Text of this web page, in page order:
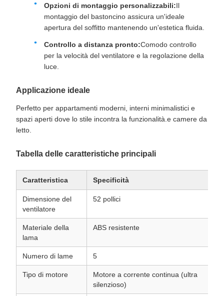
Opzioni di montaggio personalizzabili:Il
montaggio del bastoncino assicura un'ideale
apertura del soffitto mantenendo un'estetica fluida.
Controllo a distanza pronto:Comodo controllo
per la velocità del ventilatore e la regolazione della
luce.
Applicazione ideale
Perfetto per appartamenti moderni, interni minimalistici e
spazi aperti dove lo stile incontra la funzionalità.e camere da
letto.
Tabella delle caratteristiche principali
Caratteristica Specificità
Dimensione del
ventilatore
52 pollici
Materiale della
lama
ABS resistente
Numero di lame 5
Tipo di motore
Motore a corrente continua (ultra
silenzioso)